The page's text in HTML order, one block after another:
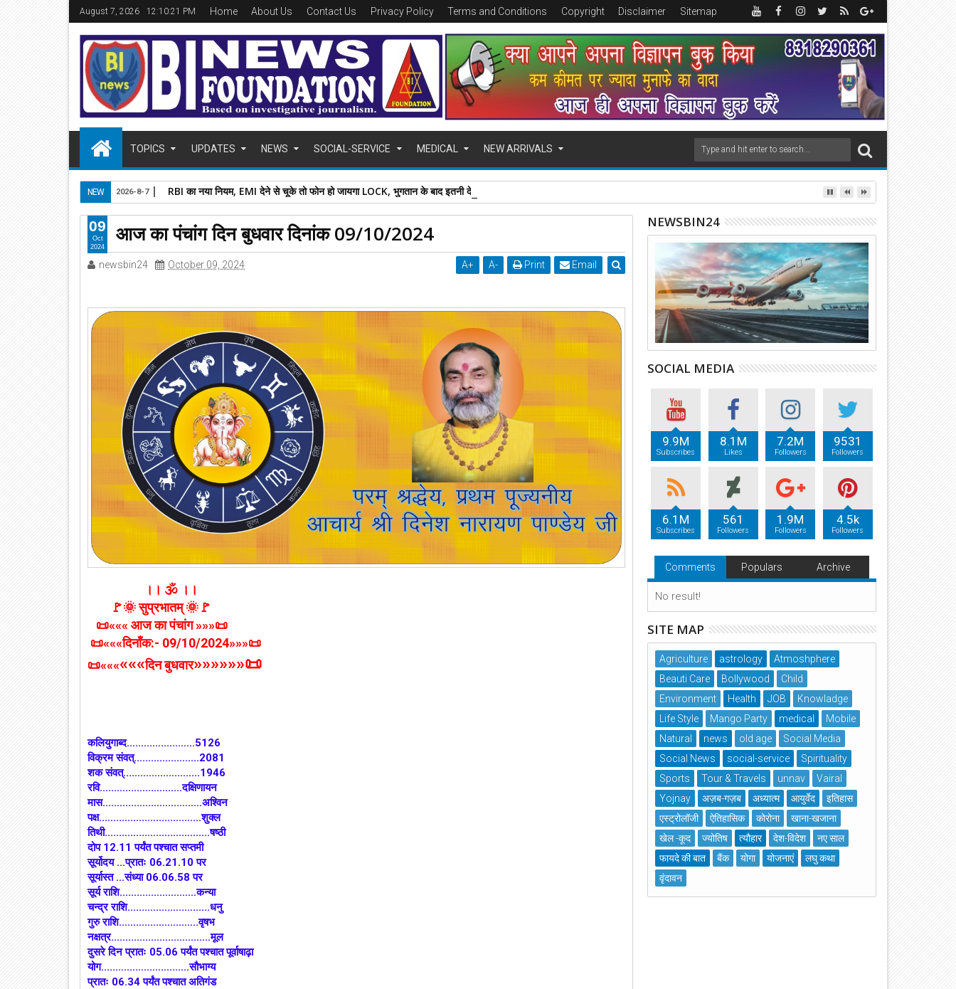
August 7, 2026 12:10:23 PM Home About Us Contact Us Privacy Policy Terms and Conditions Copyright Disclaimer Sitemap
TOPICS UPDATES NEWS SOCIAL-SERVICE MEDICAL NEW ARRIVALS
NEW RBI का नया नियम, EMI देने से चूके तो फोन हो जायगा LOCK, भुगतान के बाद इतनी देर में होगा अनलॉक
2026-8-7
आज का पंचांग दिन बुधवार दिनांक 09/10/2024
newsbin24 October 09, 2024 A+ A- Print Email
।। 🕉️ ।।
🚩🌞 सुप्रभातम् 🌞🚩
📜««« आज का पंचांग »»»📜
📜«««दिनाँक:- 09/10/2024»»»📜
📜««««««दिन बुधवार»»»»»»📜
कलियुगाब्द........................5126
विक्रम संवत्.......................2081
शक संवत्...........................1946
रवि.............................दक्षिणायन
मास...................................अश्विन
पक्ष....................................शुक्ल
तिथी.....................................षष्ठी
दोप 12.11 पर्यंत पश्चात सप्तमी
सूर्योदय ...प्रातः 06.21.10 पर
सूर्यास्त ...संध्या 06.06.58 पर
सूर्य राशि...........................कन्या
चन्द्र राशि.............................धनु
गुरु राशि............................वृषभ
नक्षत्र...................................मूल
दुसरे दिन प्रातः 05.06 पर्यंत पश्चात पूर्वाषाढ़ा
योग...............................सौभाग्य
प्रातः 06.34 पर्यंत पश्चात अतिगंड
09
Oct
2024
NEWSBIN24
SOCIAL MEDIA
9.9M
Subscribes
8.1M
Likes
7.2M
Followers
9531
Followers
6.1M
Subscribes
561
Followers
1.9M
Followers
4.5k
Followers
Comments Populars Archive
No result!
SITE MAP
Agriculture astrology
Atmoshphere
Beauti Care
Bollywood
Child
Environment
Health JOB
Knowladge
Life Style
Mango Party medical
Mobile
Natural
news old age
Social Media
Social News
social-service
Spirituality
Sports
Tour & Travels unnav
Vairal
Yojnay
अज़ब-गज़ब अध्यात्म आयुर्वेद
इतिहास
एस्ट्रोलॉजी
ऐतिहासिक कोरोना
खाना-खजाना
खेल -कूद
ज्योतिष त्यौहार देश-विदेश
नए साल
फायदे की बात
बैंक योगा योजनाएं
लघु कथा
वृंदावन